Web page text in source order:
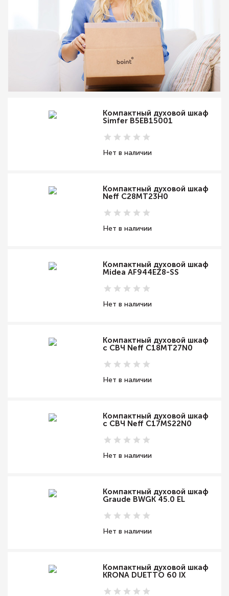
Компактный духовой шкаф
Simfer B5EB15001
Нет в наличии
Компактный духовой шкаф
Neff C28MT23H0
Нет в наличии
Компактный духовой шкаф
Midea AF944EZ8-SS
Нет в наличии
Компактный духовой шкаф
с СВЧ Neff C18MT27N0
Нет в наличии
Компактный духовой шкаф
с СВЧ Neff C17MS22N0
Нет в наличии
Компактный духовой шкаф
Graude BWGK 45.0 EL
Нет в наличии
Компактный духовой шкаф
KRONA DUETTO 60 IX